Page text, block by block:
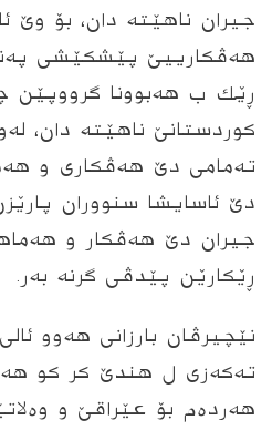
جیران ناهێته‌ دان، بۆ وێ
هه‌ڤكارییێ پێشكێشی
ڕێك ب هه‌بوونا گرووپێن
كوردستانێ ناهێته‌ دان،
ته‌مامى دێ هه‌ڤكارى و
دێ ئاسايشا سنووران
جیران دێ هه‌ڤكار و
ڕێكارێن پێدڤی گرنه‌ به‌ر.
نێچيرڤان بارزانى هه‌وو
ته‌كه‌زی ل هندێ كر كو‌‌
هه‌رده‌م بۆ عێراقێ و